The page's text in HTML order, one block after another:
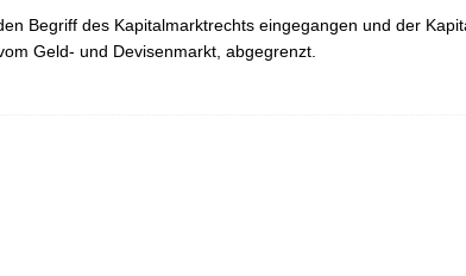
Begriff des Kapitalmarktrechts eingegangen und der
Geld- und Devisenmarkt, abgegrenzt.